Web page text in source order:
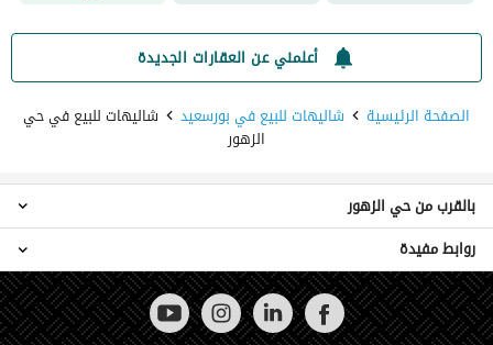
أعلمني عن العقارات الجديدة
الصفحة الرئيسية
شاليهات للبيع في بورسعيد شاليهات للبيع في حي
الزهور
شاليهات للبيع في 6 اكتوبر
شاليهات للبيع في حي شرق
شاليهات للبيع في المعادي
شاليهات للبيع في القاهرة الجديدة
بالقرب من حي الزهور
عقارات للبيع في بورسعيد
روابط مفيدة